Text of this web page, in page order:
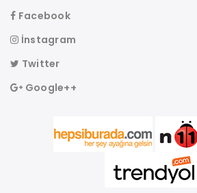
Facebook
İnstagram
Twitter
Google++